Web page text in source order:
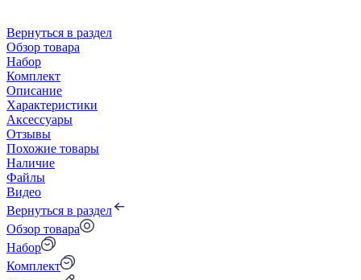
Вернуться в раздел
Обзор товара
Набор
Комплект
Описание
Характеристики
Аксессуары
Отзывы
Похожие товары
Наличие
Файлы
Видео
Вернуться в раздел
Обзор товара
Набор
Комплект